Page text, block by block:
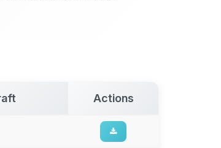
Actions